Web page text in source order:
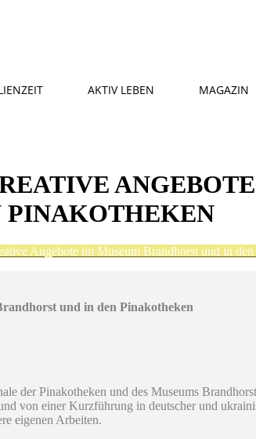
AKTIV LEBEN MAGAZIN
PINAKOTHEKEN
Angebote im Museum Brandhorst und in den
und in den Pinakotheken
der Pinakotheken und des Museums
von einer Kurzführung in deutscher und
eigenen Arbeiten.